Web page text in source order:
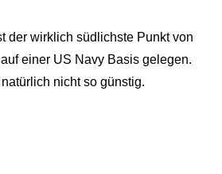
der wirklich südlichste Punkt von
einer US Navy Basis gelegen.
nicht so günstig.